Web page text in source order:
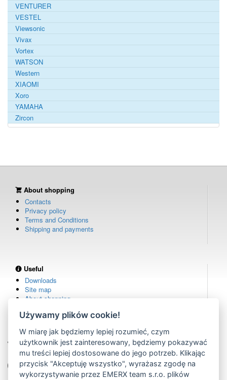
VENTURER
VESTEL
Viewsonic
Vivax
Vortex
WATSON
Western
XIAOMI
Xoro
YAMAHA
Zircon
About shopping
Contacts
Privacy policy
Terms and Conditions
Shipping and payments
Useful
Downloads
Site map
About shopping
Own warehouse
remote controls in stock
Over 100,000 customers
from all over the world
Używamy plików cookie!
W miarę jak będziemy lepiej rozumieć, czym
użytkownik jest zainteresowany, będziemy pokazywać
mu treści lepiej dostosowane do jego potrzeb. Klikając
przycisk "Akceptuję wszystko", wyrażasz zgodę na
wykorzystywanie przez EMERX team s.r.o. plików